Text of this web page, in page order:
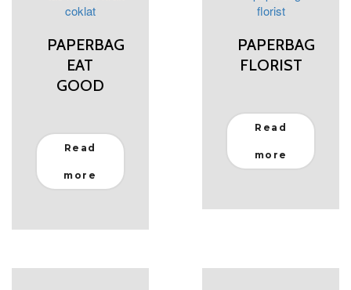
PAPERBAG
EAT
GOOD
Read
more
PAPERBAG
FLORIST
Read
more